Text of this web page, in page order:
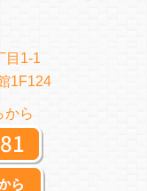
目1-1
1F124
から